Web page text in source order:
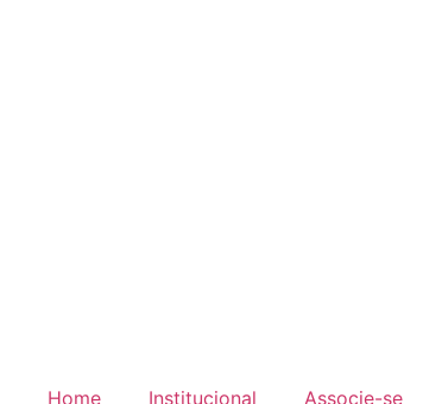
Home Institucional Associe-se